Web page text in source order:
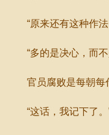
“原来还有这种作法
“多的是决心，而不
官员腐败是每朝每代
“这话，我记下了。”